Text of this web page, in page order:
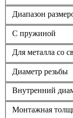
Диапазон
С пружиной
Для металла со
Диаметр резьбы
Внутренний
Монтажная